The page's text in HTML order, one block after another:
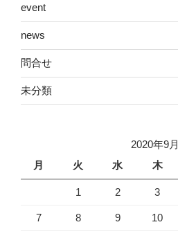
event
news
問合せ
未分類
2020年9月
月
火 水 木
1 2 3
7 8 9 10